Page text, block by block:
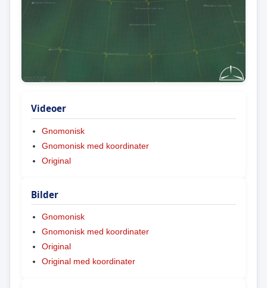
Videoer
Gnomonisk
Gnomonisk med koordinater
Original
Bilder
Gnomonisk
Gnomonisk med koordinater
Original
Original med koordinater